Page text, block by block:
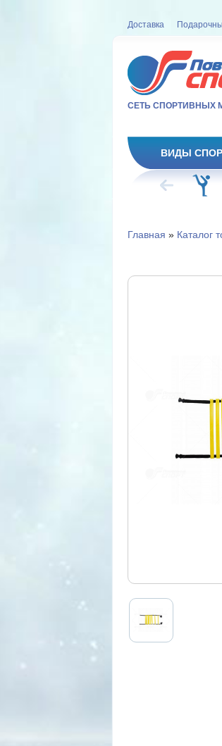
Доставка
СЕТЬ СПОРТИВНЫХ
ВИДЫ
ХОККЕЙ
Главная » Каталог